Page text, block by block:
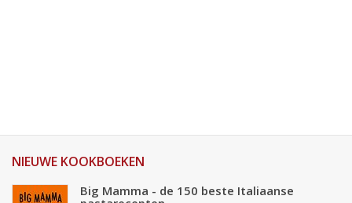
NIEUWE KOOKBOEKEN
Big Mamma - de 150 beste Italiaanse